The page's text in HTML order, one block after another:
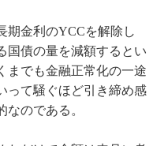
金利のYCCを解除し
国債の量を減額するとい
までも金融正常化の一途
って騒ぐほど引き締め感
のである。